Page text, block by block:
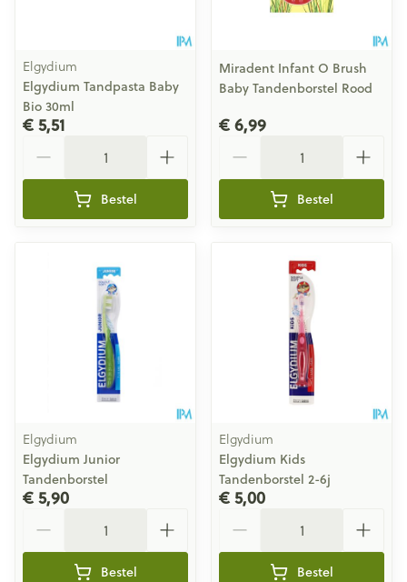
Elgydium
Elgydium Tandpasta Baby
Bio 30ml
€ 5,51
Bestel
Miradent Infant O Brush
Baby Tandenborstel Rood
€ 6,99
Bestel
Elgydium
Elgydium Junior
Tandenborstel
€ 5,90
Bestel
Elgydium
Elgydium Kids
Tandenborstel 2-6j
€ 5,00
Bestel